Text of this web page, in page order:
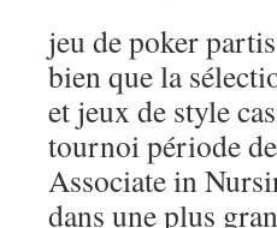
jeu de poker
bien que la
et jeux de style
tournoi période
Associate in
dans une plus